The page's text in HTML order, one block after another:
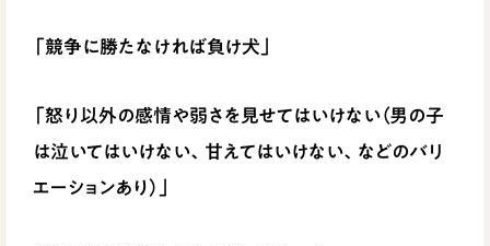
「競争に勝たなければ負け犬」
「怒り以外の感情や弱さを見せてはいけない（男の子
は泣いてはいけない、甘えてはいけない、などのバリ
エーションあり）」